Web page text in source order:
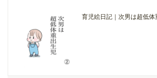
育児絵日記｜次男は超低